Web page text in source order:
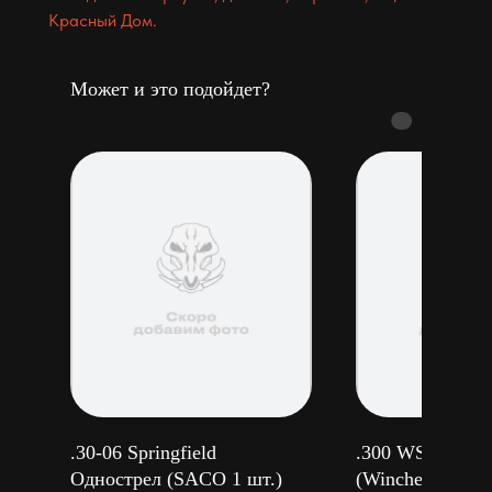
Красный Дом.
Может и это подойдет?
.30-06 Springfield
Однострел (SACO 1 шт.)
.300 WSM
(Winchester 1